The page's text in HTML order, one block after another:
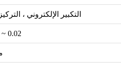
التكبير الإلكتروني ،
0.02 ~ 0.44 مراد